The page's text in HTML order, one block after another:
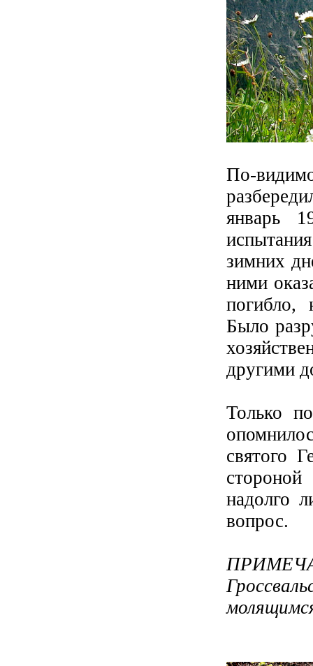
По-
январь
зимних
ними
погибло,
Было
другими
Только
святого
надолго
вопрос.